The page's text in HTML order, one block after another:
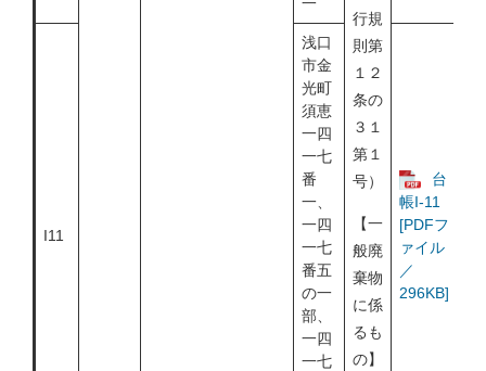
行規
則第
１２
条の
３１
第１
号）
【一
般廃
棄物
に係
るも
の】
I11
浅口
市金
光町
須恵
一四
一七
番
一、
一四
一七
番五
の一
部、
一四
一七
台
帳I-11
[PDFフ
ァイル
／
296KB]